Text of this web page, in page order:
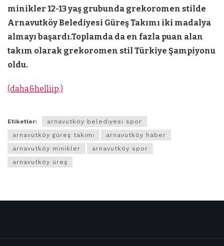
minikler 12-13 yaş grubunda grekoromen stilde
Arnavutköy Belediyesi Güreş Takımı iki madalya
almayı başardı.Toplamda da en fazla puan alan
takım olarak grekoromen stil Türkiye Şampiyonu
oldu.
(daha&helliip;)
Etiketler:
arnavutköy belediyesi spor
arnavutköy güreş takımı
arnavutköy haber
arnavutköy minikler
arnavutköy spor
arnavutköy üreş